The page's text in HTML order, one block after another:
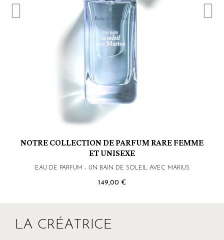
NOTRE COLLECTION DE PARFUM RARE FEMME
ET UNISEXE
EAU DE PARFUM - UN BAIN DE SOLEIL AVEC MARIUS
149,00 €
LA CRÉATRICE